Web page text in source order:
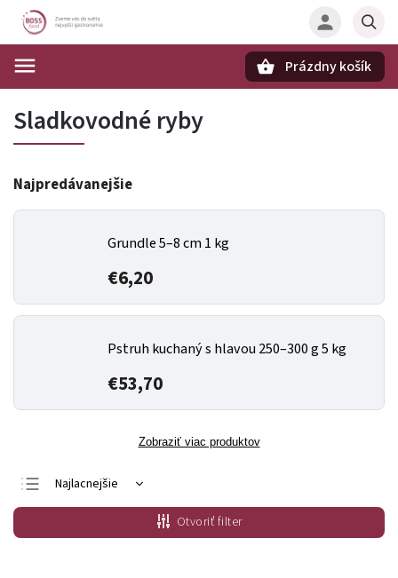
Prázdny košík
Sladkovodné ryby
Najpredávanejšie
Grundle 5–8 cm 1 kg
€6,20
Pstruh kuchaný s hlavou 250–300 g 5 kg
€53,70
Zobraziť viac produktov
Najlacnejšie
Najdrahšie
Najpredávanejšie
Otvoriť filter